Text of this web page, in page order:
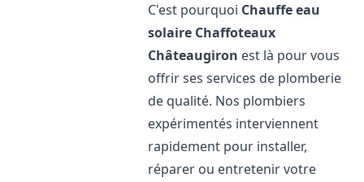
C'est pourquoi Chauffe eau
solaire Chaffoteaux
Châteaugiron est là pour vous
offrir ses services de plomberie
de qualité. Nos plombiers
expérimentés interviennent
rapidement pour installer,
réparer ou entretenir votre